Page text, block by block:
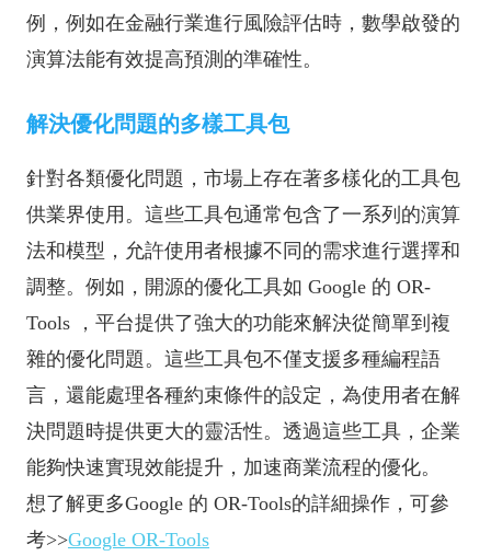
例，例如在金融行業進行風險評估時，數學啟發的
演算法能有效提高預測的準確性。
解決優化問題的多樣工具包
針對各類優化問題，市場上存在著多樣化的工具包
供業界使用。這些工具包通常包含了一系列的演算
法和模型，允許使用者根據不同的需求進行選擇和
調整。例如，開源的優化工具如 Google 的 OR-
Tools ，平台提供了強大的功能來解決從簡單到複
雜的優化問題。這些工具包不僅支援多種編程語
言，還能處理各種約束條件的設定，為使用者在解
決問題時提供更大的靈活性。透過這些工具，企業
能夠快速實現效能提升，加速商業流程的優化。
想了解更多Google 的 OR-Tools的詳細操作，可參
考>>Google OR-Tools